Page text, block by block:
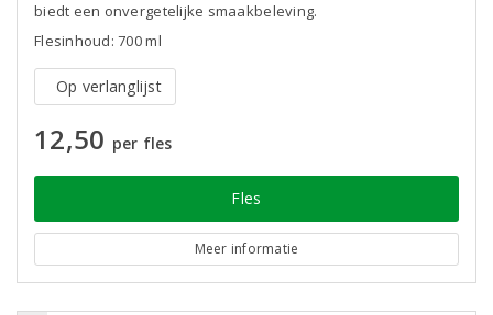
biedt een onvergetelijke smaakbeleving.
Flesinhoud: 700 ml
Op verlanglijst
12,50 per fles
Fles
Meer informatie